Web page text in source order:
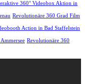
360° Videobox Aktion in
Revolutionäre 360 Grad Film
Action in Bad Staffelstein
Revolutionäre 360